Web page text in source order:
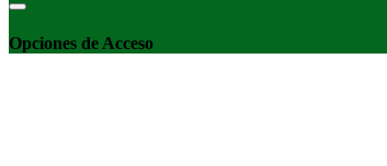
Opciones de Acceso